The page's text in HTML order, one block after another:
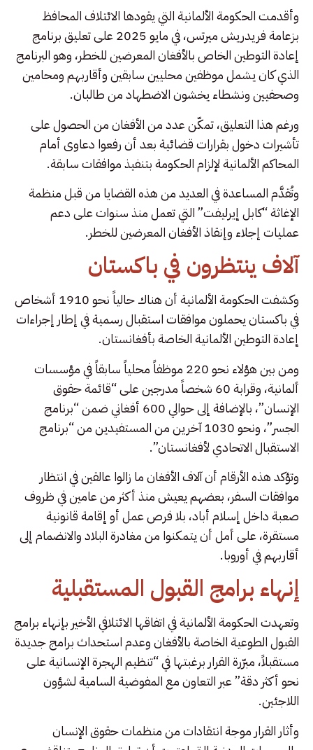
وأقدمت الحكومة الألمانية التي يقودها الائتلاف المحافظ
بزعامة فريدريش ميرتس، في مايو 2025 على تعليق برنامج
إعادة التوطين الخاص بالأفغان المعرضين للخطر، وهو البرنامج
الذي كان يشمل موظفين محليين سابقين وأقاربهم ومحامين
وصحفيين ونشطاء يخشون الاضطهاد من طالبان.
ورغم هذا التعليق، تمكّن عدد من الأفغان من الحصول على
تأشيرات دخول بقرارات قضائية بعد أن رفعوا دعاوى أمام
المحاكم الألمانية لإلزام الحكومة بتنفيذ موافقات سابقة.
وتُقدَّم المساعدة في العديد من هذه القضايا من قبل منظمة
الإغاثة “كابل إيرليفت” التي تعمل منذ سنوات على دعم
عمليات إجلاء وإنقاذ الأفغان المعرضين للخطر.
آلاف ينتظرون في باكستان
وكشفت الحكومة الألمانية أن هناك حالياً نحو 1910 أشخاص
في باكستان يحملون موافقات استقبال رسمية في إطار إجراءات
إعادة التوطين الألمانية الخاصة بأفغانستان.
ومن بين هؤلاء نحو 220 موظفاً محلياً سابقاً في مؤسسات
ألمانية، وقرابة 60 شخصاً مدرجين على “قائمة حقوق
الإنسان”، بالإضافة إلى حوالي 600 أفغاني ضمن “برنامج
الجسر”، ونحو 1030 آخرين من المستفيدين من “برنامج
الاستقبال الاتحادي لأفغانستان”.
وتؤكد هذه الأرقام أن آلاف الأفغان ما زالوا عالقين في انتظار
موافقات السفر، بعضهم يعيش منذ أكثر من عامين في ظروف
صعبة داخل إسلام أباد، بلا فرص عمل أو إقامة قانونية
مستقرة، على أمل أن يتمكنوا من مغادرة البلاد والانضمام إلى
أقاربهم في أوروبا.
إنهاء برامج القبول المستقبلية
وتعهدت الحكومة الألمانية في اتفاقها الائتلافي الأخير بإنهاء برامج
القبول الطوعية الخاصة بالأفغان وعدم استحداث برامج جديدة
مستقبلاً، مبرّرة القرار برغبتها في “تنظيم الهجرة الإنسانية على
نحو أكثر دقة” عبر التعاون مع المفوضية السامية لشؤون
اللاجئين.
وأثار القرار موجة انتقادات من منظمات حقوق الإنسان